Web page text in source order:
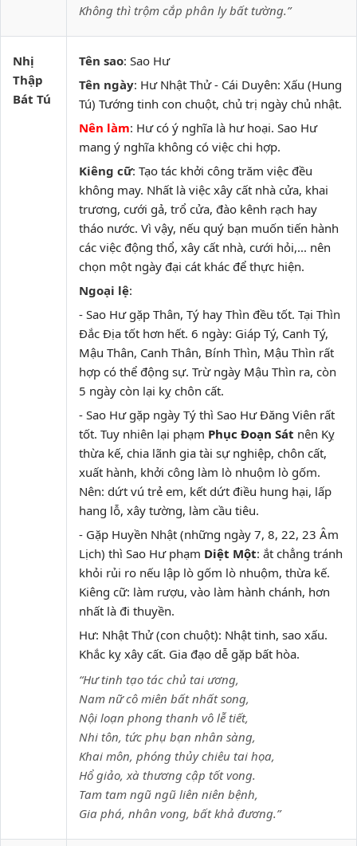
Không thì trộm cắp phân ly bất tường.”
Nhị
Thập
Bát Tú
Tên sao: Sao Hư
Tên ngày: Hư Nhật Thử - Cái Duyên: Xấu (Hung
Tú) Tướng tinh con chuột, chủ trị ngày chủ nhật.
Nên làm: Hư có ý nghĩa là hư hoại. Sao Hư
mang ý nghĩa không có việc chi hợp.
Kiêng cữ: Tạo tác khởi công trăm việc đều
không may. Nhất là việc xây cất nhà cửa, khai
trương, cưới gả, trổ cửa, đào kênh rạch hay
tháo nước. Vì vậy, nếu quý bạn muốn tiến hành
các việc động thổ, xây cất nhà, cưới hỏi,... nên
chọn một ngày đại cát khác để thực hiện.
Ngoại lệ:
- Sao Hư gặp Thân, Tý hay Thìn đều tốt. Tại Thìn
Đắc Địa tốt hơn hết. 6 ngày: Giáp Tý, Canh Tý,
Mậu Thân, Canh Thân, Bính Thìn, Mậu Thìn rất
hợp có thể động sự. Trừ ngày Mậu Thìn ra, còn
5 ngày còn lại kỵ chôn cất.
- Sao Hư gặp ngày Tý thì Sao Hư Đăng Viên rất
tốt. Tuy nhiên lại phạm Phục Đoạn Sát nên Kỵ
thừa kế, chia lãnh gia tài sự nghiệp, chôn cất,
xuất hành, khởi công làm lò nhuộm lò gốm.
Nên: dứt vú trẻ em, kết dứt điều hung hại, lấp
hang lỗ, xây tường, làm cầu tiêu.
- Gặp Huyền Nhật (những ngày 7, 8, 22, 23 Âm
Lịch) thì Sao Hư phạm Diệt Một: ắt chẳng tránh
khỏi rủi ro nếu lập lò gốm lò nhuộm, thừa kế.
Kiêng cữ: làm rượu, vào làm hành chánh, hơn
nhất là đi thuyền.
Hư: Nhật Thử (con chuột): Nhật tinh, sao xấu.
Khắc kỵ xây cất. Gia đạo dễ gặp bất hòa.
“Hư tinh tạo tác chủ tai ương,
Nam nữ cô miên bất nhất song,
Nội loạn phong thanh vô lễ tiết,
Nhi tôn, tức phụ bạn nhân sàng,
Khai môn, phóng thủy chiêu tai họa,
Hổ giảo, xà thương cập tốt vong.
Tam tam ngũ ngũ liên niên bệnh,
Gia phá, nhân vong, bất khả đương.”